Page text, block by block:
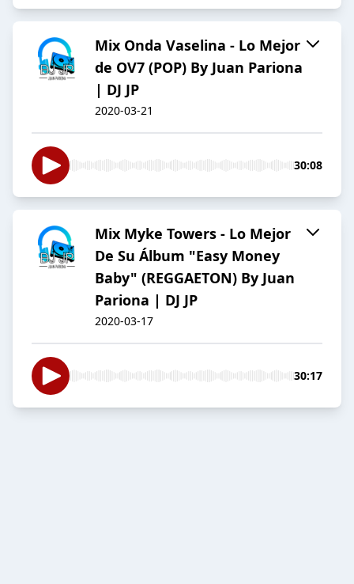
Mix Onda Vaselina - Lo Mejor
de OV7 (POP) By Juan Pariona
| DJ JP
2020-03-21
30:08
Mix Myke Towers - Lo Mejor
De Su Álbum "Easy Money
Baby" (REGGAETON) By Juan
Pariona | DJ JP
2020-03-17
30:17